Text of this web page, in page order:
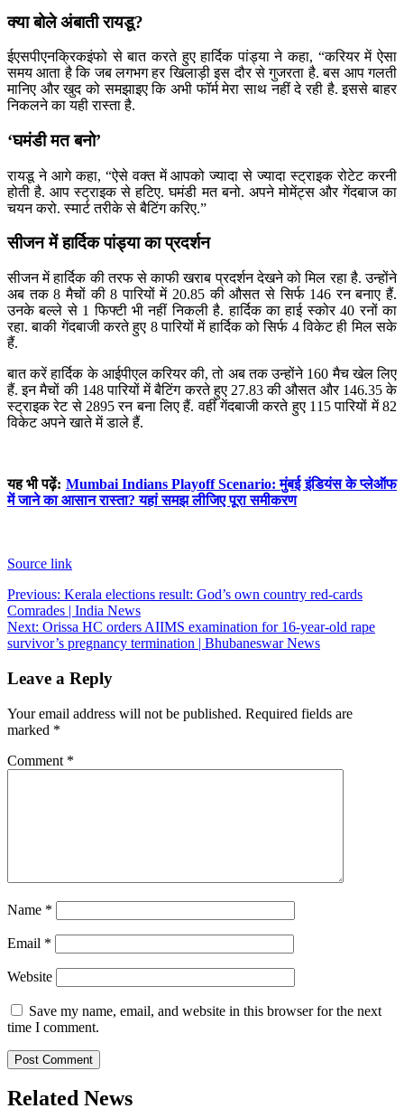
क्या बोले अंबाती रायडू?
ईएसपीएनक्रिकइंफो से बात करते हुए हार्दिक पांड्या ने कहा, “करियर में ऐसा
समय आता है कि जब लगभग हर खिलाड़ी इस दौर से गुजरता है. बस आप गलती
मानिए और खुद को समझाइए कि अभी फॉर्म मेरा साथ नहीं दे रही है. इससे बाहर
निकलने का यही रास्ता है.
‘घमंडी मत बनो’
रायडू ने आगे कहा, “ऐसे वक्त में आपको ज्यादा से ज्यादा स्ट्राइक रोटेट करनी
होती है. आप स्ट्राइक से हटिए. घमंडी मत बनो. अपने मोमेंट्स और गेंदबाज का
चयन करो. स्मार्ट तरीके से बैटिंग करिए.”
सीजन में हार्दिक पांड्या का प्रदर्शन
सीजन में हार्दिक की तरफ से काफी खराब प्रदर्शन देखने को मिल रहा है. उन्होंने
अब तक 8 मैचों की 8 पारियों में 20.85 की औसत से सिर्फ 146 रन बनाए हैं.
उनके बल्ले से 1 फिफ्टी भी नहीं निकली है. हार्दिक का हाई स्कोर 40 रनों का
रहा. बाकी गेंदबाजी करते हुए 8 पारियों में हार्दिक को सिर्फ 4 विकेट ही मिल सके
हैं.
बात करें हार्दिक के आईपीएल करियर की, तो अब तक उन्होंने 160 मैच खेल लिए
हैं. इन मैचों की 148 पारियों में बैटिंग करते हुए 27.83 की औसत और 146.35 के
स्ट्राइक रेट से 2895 रन बना लिए हैं. वहीं गेंदबाजी करते हुए 115 पारियों में 82
विकेट अपने खाते में डाले हैं.
यह भी पढ़ें: Mumbai Indians Playoff Scenario: मुंबई इंडियंस के प्लेऑफ
में जाने का आसान रास्ता? यहां समझ लीजिए पूरा समीकरण
Source link
Post
navigation
Previous: Kerala elections result: God’s own country red-cards
Comrades | India News
Next: Orissa HC orders AIIMS examination for 16-year-old rape
survivor’s pregnancy termination | Bhubaneswar News
Leave a Reply
Your email address will not be published. Required fields are
marked *
Comment *
Name *
Email *
Website
Save my name, email, and website in this browser for the next
time I comment.
Related News